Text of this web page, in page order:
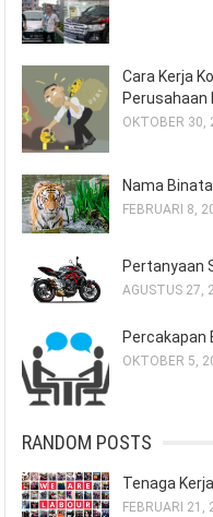
Cara Kerja
Perusahaan
OKTOBER 30,
Nama
FEBRUARI 8,
Pertanyaan
AGUSTUS 27,
Percakapan
OKTOBER 5,
RANDOM POSTS
Tenaga
FEBRUARI 21,